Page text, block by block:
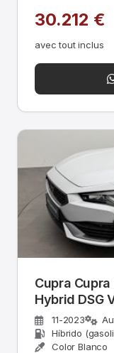
30.212 €
avec tout inclus
Cupra
Hybrid DSG
11-2023
Híbrido
Color Blanco